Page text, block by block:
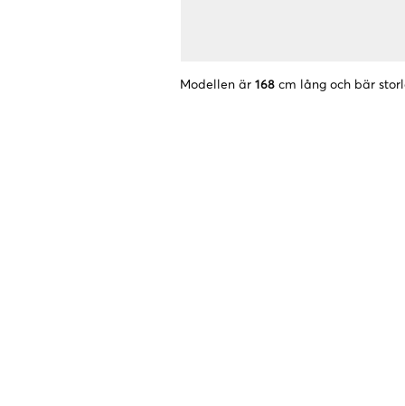
Modellen är 168 cm lång och bär